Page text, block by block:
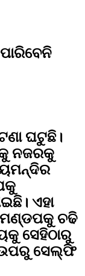
ଘଟୁଛି।
ନଜରକୁ
ଏହା
ଚଢି
ସେହିଠାରୁ
ଉପରୁ ସେଲ୍‌ଫି